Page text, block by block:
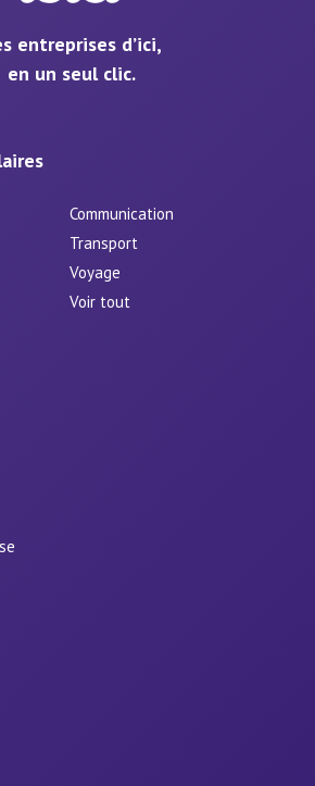
entreprises d’ici,
en un seul clic.
Communication
Transport
Voyage
Voir tout